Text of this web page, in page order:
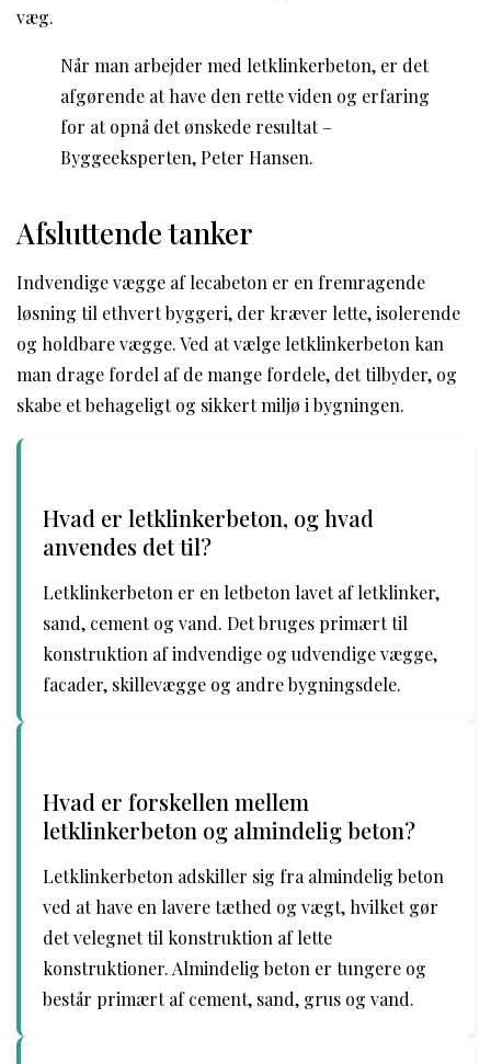
væg.
Når man arbejder med letklinkerbeton, er det
afgørende at have den rette viden og erfaring
for at opnå det ønskede resultat –
Byggeeksperten, Peter Hansen.
Afsluttende tanker
Indvendige vægge af lecabeton er en fremragende
løsning til ethvert byggeri, der kræver lette, isolerende
og holdbare vægge. Ved at vælge letklinkerbeton kan
man drage fordel af de mange fordele, det tilbyder, og
skabe et behageligt og sikkert miljø i bygningen.
Hvad er letklinkerbeton, og hvad
anvendes det til?
Letklinkerbeton er en letbeton lavet af letklinker,
sand, cement og vand. Det bruges primært til
konstruktion af indvendige og udvendige vægge,
facader, skillevægge og andre bygningsdele.
Hvad er forskellen mellem
letklinkerbeton og almindelig beton?
Letklinkerbeton adskiller sig fra almindelig beton
ved at have en lavere tæthed og vægt, hvilket gør
det velegnet til konstruktion af lette
konstruktioner. Almindelig beton er tungere og
består primært af cement, sand, grus og vand.